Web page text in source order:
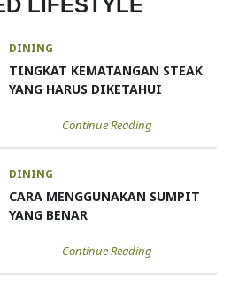
DINING
TINGKAT KEMATANGAN STEAK
YANG HARUS DIKETAHUI
Continue Reading
DINING
CARA MENGGUNAKAN SUMPIT
YANG BENAR
Continue Reading